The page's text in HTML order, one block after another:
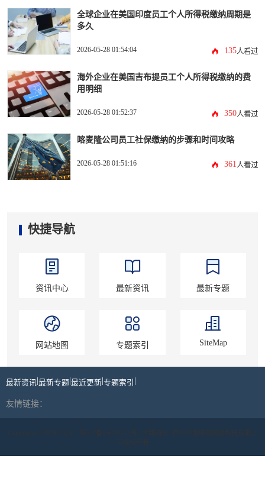
全球企业在美国印度员工个人所得税缴纳周期是
多久
2026-05-28 01:54:04 135人看过
海外企业在美国吉布提员工个人所得税缴纳的费
用明细
2026-05-28 01:52:37 350人看过
喀麦隆公司员工社保缴纳的步骤和时间攻略
2026-05-28 01:51:16 361人看过
快捷导航
资讯中心 最新资讯 最新专题
网站地图 专题索引 SiteMap
最新资讯 最新专题 最近更新 专题索引
友情链接：